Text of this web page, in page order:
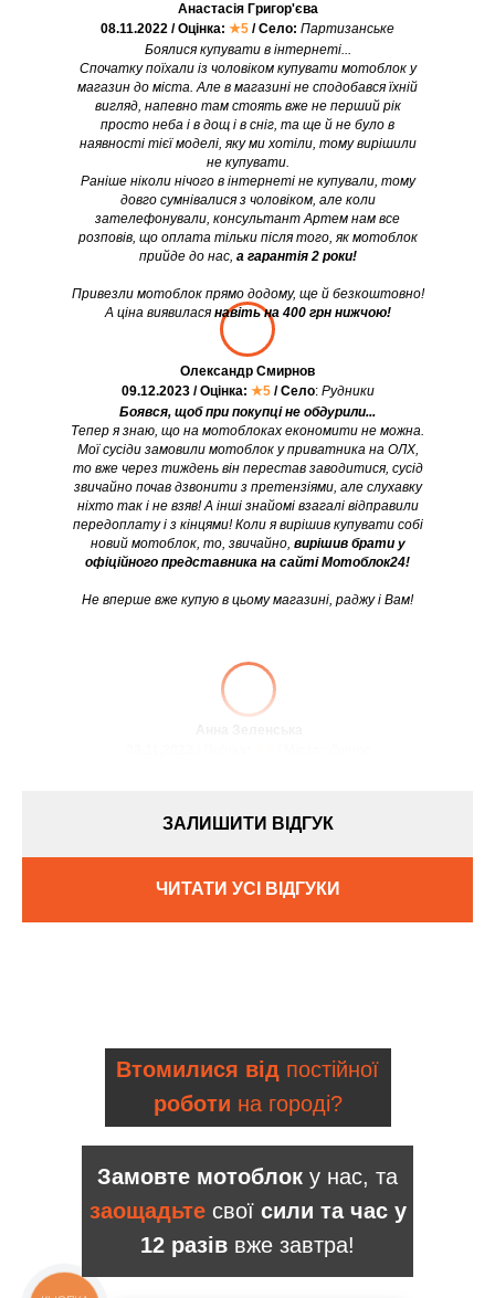
Боявся, щоб при покупці не обдурили...
Тепер я знаю, що на мотоблоках економити не можна.
Мої сусіди замовили мотоблок у приватника на ОЛХ,
то вже через тиждень він перестав заводитися, сусід
звичайно почав дзвонити з претензіями, але слухавку
ніхто так і не взяв! А інші знайомі взагалі відправили
передоплату і з кінцями! Коли я вирішив купувати собі
новий мотоблок, то, звичайно, вирішив брати у
офіційного представника на сайті Мотоблок24!
Не вперше вже купую в цьому магазині, раджу і Вам!
Олександр Смирнов
09.12.2023 / Оцінка: ★5 / Село: Рудники
Боялися купувати в інтернеті...
Спочатку поїхали із чоловіком купувати мотоблок у
магазин до міста. Але в магазині не сподобався їхній
вигляд, напевно там стоять вже не перший рік
просто неба і в дощ і в сніг, та ще й не було в
наявності тієї моделі, яку ми хотіли, тому вирішили
не купувати.
Раніше ніколи нічого в інтернеті не купували, тому
довго сумнівалися з чоловіком, але коли
зателефонували, консультант Артем нам все
розповів, що оплата тільки після того, як мотоблок
прийде до нас, а гарантія 2 роки!
Привезли мотоблок прямо додому, ще й безкоштовно!
А ціна виявилася навіть на 400 грн нижчою!
Анастасія Григор'єва
08.11.2022 / Оцінка: ★5 / Село: Партизанське
Анна Зеленська
ЗАЛИШИТИ ВІДГУК
ЧИТАТИ УСІ ВІДГУКИ
Замовте мотоблок у нас, та
заощадьтесвої сили та час у
12 разів вже завтра!
Втомилися від постійної
роботи на городі?